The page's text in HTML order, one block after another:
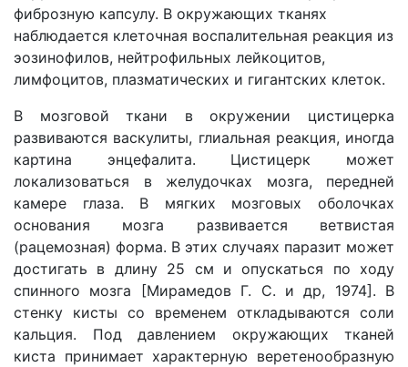
фиброзную капсулу. В окружающих тканях
наблюдается клеточная воспалительная реакция из
эозинофилов, нейтрофильных лейкоцитов,
лимфоцитов, плазматических и гигантских клеток.
В мозговой ткани в окружении цистицерка
развиваются васкулиты, глиальная реакция, иногда
картина энцефалита. Цистицерк может
локализоваться в желудочках мозга, передней
камере глаза. В мягких мозговых оболочках
основания мозга развивается ветвистая
(рацемозная) форма. В этих случаях паразит может
достигать в длину 25 см и опускаться по ходу
спинного мозга [Мирамедов Г. С. и др, 1974]. В
стенку кисты со временем откладываются соли
кальция. Под давлением окружающих тканей
киста принимает характерную веретенообразную